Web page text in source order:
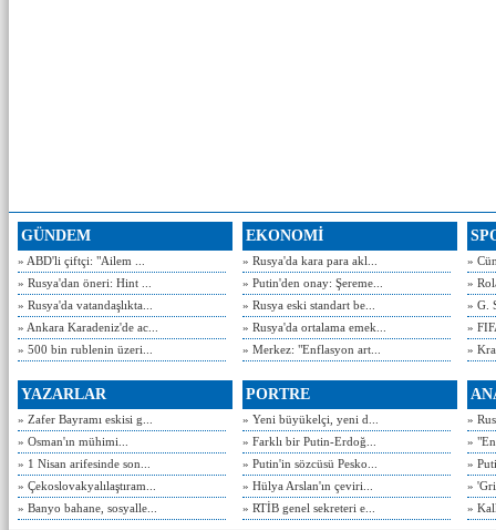
GÜNDEM
» ABD'li çiftçi: "Ailem ...
» Rusya'dan öneri: Hint ...
» Rusya'da vatandaşlıkta...
» Ankara Karadeniz'de ac...
» 500 bin rublenin üzeri...
EKONOMİ
» Rusya'da kara para akl...
» Putin'den onay: Şereme...
» Rusya eski standart be...
» Rusya'da ortalama emek...
» Merkez: "Enflasyon art...
»
»
» G.
»
»
YAZARLAR
» Zafer Bayramı eskisi g...
» Osman'ın mühimi...
» 1 Nisan arifesinde son...
» Çekoslovakyalılaştıram...
» Banyo bahane, sosyalle...
PORTRE
» Yeni büyükelçi, yeni d...
» Farklı bir Putin-Erdoğ...
» Putin'in sözcüsü Pesko...
» Hülya Arslan'ın çeviri...
» RTİB genel sekreteri e...
»
»
»
»
»